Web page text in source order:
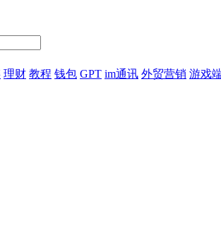
理财 教程 钱包 GPT im通讯 外贸营销 游戏